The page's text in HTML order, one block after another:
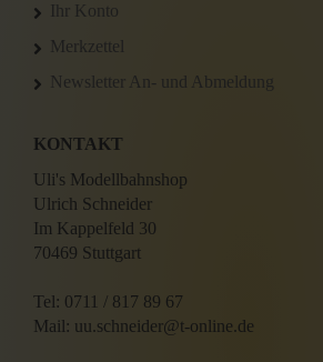
Ihr Konto
Merkzettel
Newsletter An- und Abmeldung
KONTAKT
Uli's Modellbahnshop
Ulrich Schneider
Im Kappelfeld 30
70469 Stuttgart
Tel: 0711 / 817 89 67
Mail: uu.schneider@t-online.de